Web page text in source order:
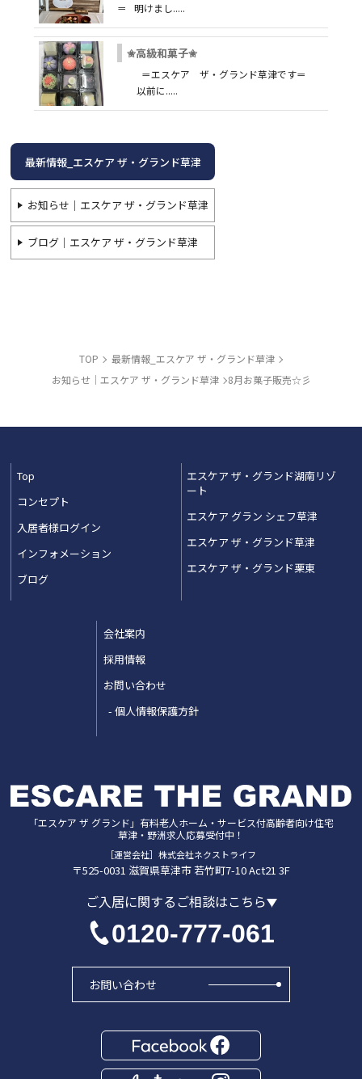
＝ 明けまし.....
✬高級和菓子✬
＝エスケア ザ・グランド草津です＝
以前に.....
最新情報_エスケア ザ・グランド草津
お知らせ｜エスケア ザ・グランド草津
ブログ｜エスケア ザ・グランド草津
TOP
最新情報_エスケア ザ・グランド草津
お知らせ｜エスケア ザ・グランド草津
8月お菓子販売☆彡
Top
コンセプト
入居者様ログイン
インフォメーション
ブログ
エスケア ザ・グランド湖南リゾ
ート
エスケア グラン シェフ草津
エスケア ザ・グランド草津
エスケア ザ・グランド栗東
会社案内
採用情報
お問い合わせ
個人情報保護方針
「エスケア ザ グランド」 有料老人ホーム・サービス付高齢者向け住宅
草津・野洲求人応募受付中！
［運営会社］株式会社ネクストライフ
〒525-0031 滋賀県草津市若竹町7-10 Act21 3F
ご入居に関するご相談はこちら
0120-777-061
お問い合わせ